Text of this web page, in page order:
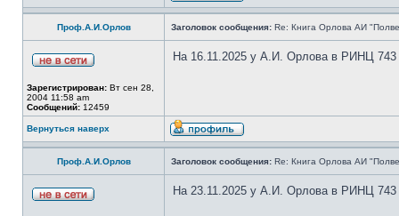
Проф.А.И.Орлов Заголовок сообщения: Re: Книга Орлова АИ
Зарегистрирован: Вт сен 28,
2004 11:58 am
Сообщений: 12459
На 16.11.2025 у А.И. Орлова в РИНЦ 743
Вернуться наверх
Проф.А.И.Орлов Заголовок сообщения: Re: Книга Орлова АИ
На 23.11.2025 у А.И. Орлова в РИНЦ 743